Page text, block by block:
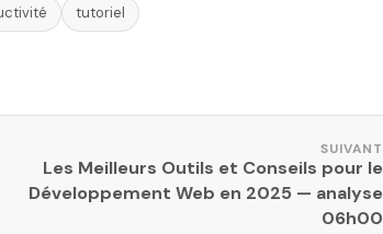
tutoriel
SUIVANT
Les Meilleurs Outils et Conseils pour le
Développement Web en 2025 — analyse
06h00